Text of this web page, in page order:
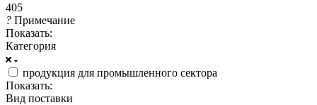
405
? Примечание
Показать:
Категория
продукция для промышленного сектора
Показать:
Вид поставки